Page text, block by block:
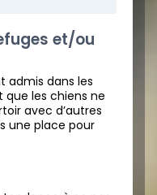
et/ou
admis dans les
les chiens ne
avec d’autres
une place pour